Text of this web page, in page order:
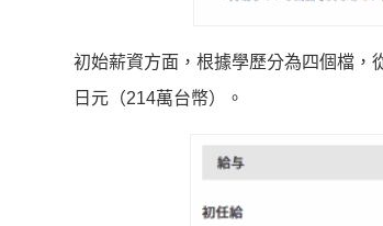
初始薪資方面，根據學歷分為四個檔，
日元（214萬台幣）。